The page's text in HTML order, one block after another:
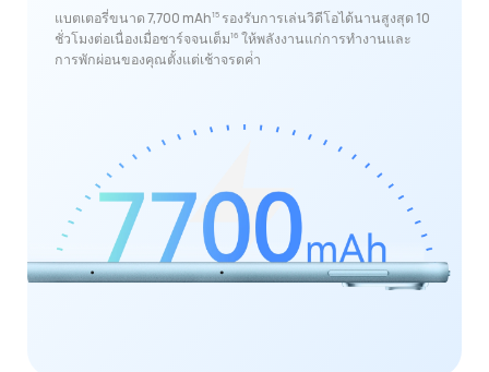
แบตเตอรี่ขนาด 7,700 mAh15รองรับการเล่นวิดีโอได้นานสูงสุด 10
ชั่วโมงต่อเนื่องเมื่อชาร์จจนเต็ม16 ให้พลังงานแก่การทํางานและ
การพักผ่อนของคุณตั้งแต่เช้าจรดค่ํา